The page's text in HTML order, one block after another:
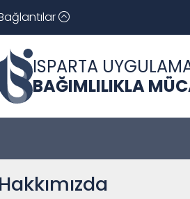
ISPARTA
BAĞIMLILIKLA
Hakkımızda